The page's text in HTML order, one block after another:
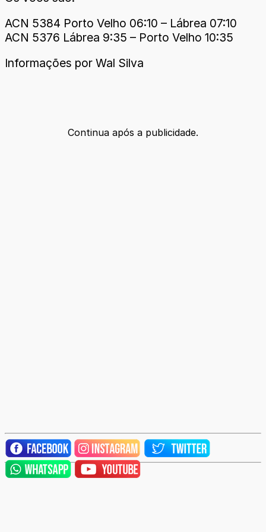
ACN 5384 Porto Velho 06:10 – Lábrea 07:10
ACN 5376 Lábrea 9:35 – Porto Velho 10:35
Informações por Wal Silva
Continua após a publicidade.